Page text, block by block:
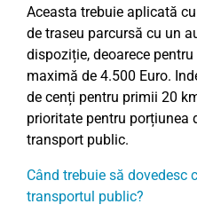
Aceasta trebuie aplicată
de traseu parcursă cu un
dispoziție, deoarece
maximă de 4.500 Euro.
de cenți pentru primii 20
prioritate pentru porțiunea
transport public.
Când trebuie să dovedesc
transportul public?